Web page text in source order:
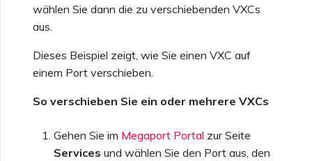
wählen Sie dann die zu verschiebenden VXCs
aus.
Dieses Beispiel zeigt, wie Sie einen VXC auf
einem Port verschieben.
So verschieben Sie ein oder mehrere VXCs
Gehen Sie im Megaport Portal zur Seite
Services und wählen Sie den Port aus, den